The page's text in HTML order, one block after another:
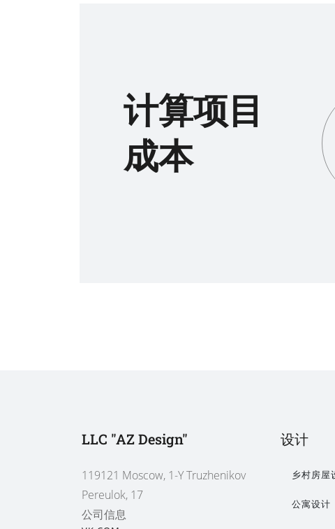
计算项目
成本
LLC "AZ Design"
119121 Moscow, 1-Y Truzhenikov
Pereulok, 17
公司信息
设计
乡村房屋
公寓设计